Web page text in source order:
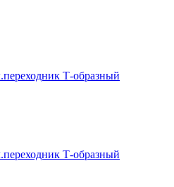
Т-образный
Т-образный